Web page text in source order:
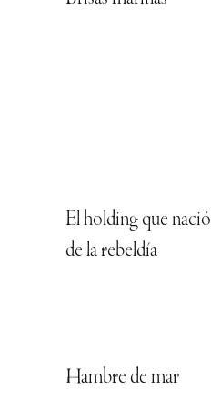
El holding que nació
de la rebeldía
Hambre de mar